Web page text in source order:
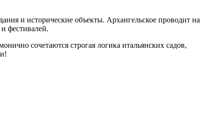
и исторические объекты. Архангельское проводит на
фестивалей.
сочетаются строгая логика итальянских садов,